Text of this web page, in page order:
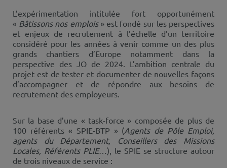
L’expérimentation intitulée fort opportunément
« Bâtissons nos emplois» est fondé sur les perspectives
et enjeux de recrutement à l’échelle d’un territoire
considéré pour les années à venir comme un des plus
grands chantiers d’Europe notamment dans la
perspective des JO de 2024. L’ambition centrale du
projet est de tester et documenter de nouvelles façons
d’accompagner et de répondre aux besoins de
recrutement des employeurs.
Sur la base d’une « task-force » composée de plus de
100 référents « SPIE-BTP » (Agents de Pôle Emploi,
agents du Département, Conseillers des Missions
Locales, Référents PLIE…), le SPIE se structure autour
de trois niveaux de service :